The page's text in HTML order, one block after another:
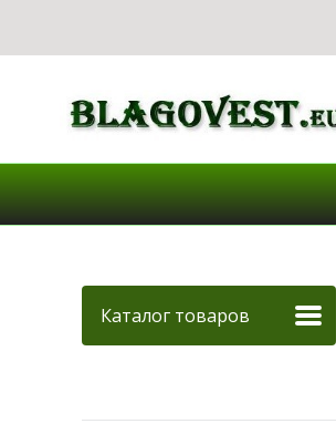
Каталог товаров